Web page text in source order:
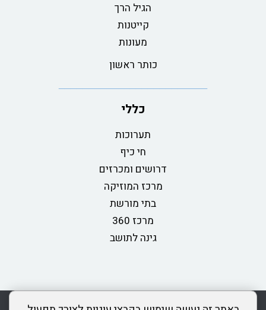
הגיל הרך
קייטנות
מעונות
כותר ראשון
כללי
תערוכות
חי כיף
דרושים ומכרזים
מרכז המוזיקה
בתי מורשת
מרכז 360
גינה לתושב
rss מדיניות פרטיות מפת אתר צור קשר כותר ראשון